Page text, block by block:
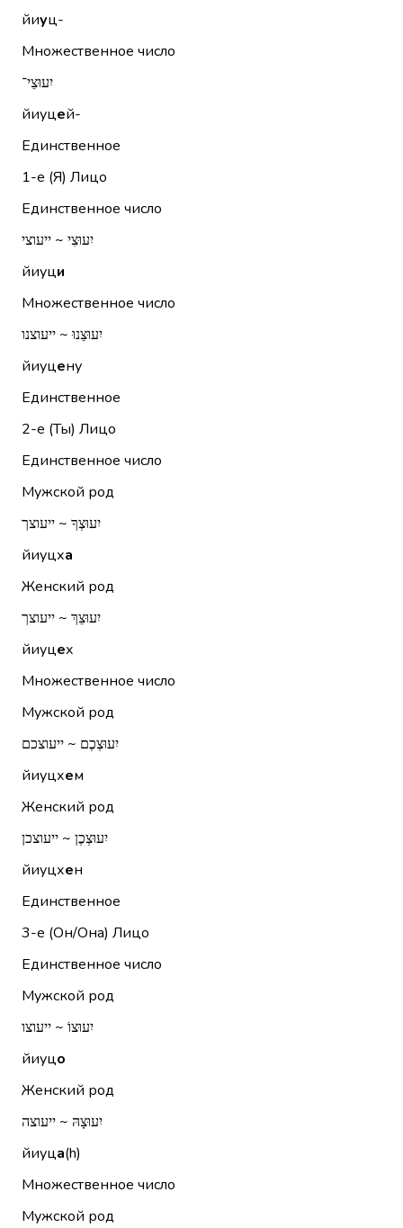
йиуц-
Множественное число
יִעוּצֵי־
йиуцей-
Единственное
1-е (Я) Лицо
Единственное число
יִעוּצִי ~ ייעוצי
йиуци
Множественное число
יִעוּצֵנוּ ~ ייעוצנו
йиуцену
Единственное
2-е (Ты) Лицо
Единственное число
Мужской род
יִעוּצְךָ ~ ייעוצך
йиуцха
Женский род
יִעוּצֵךְ ~ ייעוצך
йиуцех
Множественное число
Мужской род
יִעוּצְכֶם ~ ייעוצכם
йиуцхем
Женский род
יִעוּצְכֶן ~ ייעוצכן
йиуцхен
Единственное
3-е (Он/Она) Лицо
Единственное число
Мужской род
יִעוּצוֹ ~ ייעוצו
йиуцо
Женский род
יִעוּצָהּ ~ ייעוצה
йиуца(h)
Множественное число
Мужской род